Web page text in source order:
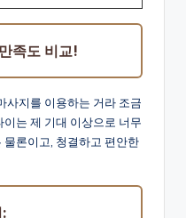
족도 비교!
사지를 이용하는 거라 조금
는 제 기대 이상으로 너무
론이고, 청결하고 편안한